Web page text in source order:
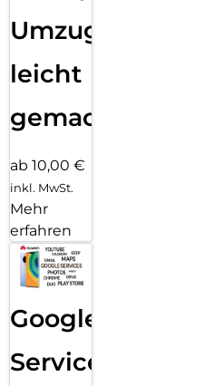
Umzug
leicht
gemacht!
ab 10,00 €
inkl. MwSt.
Mehr
erfahren
Google
Services